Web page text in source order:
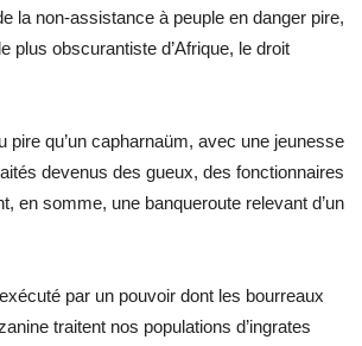
la non-assistance à peuple en danger pire,
plus obscurantiste d’Afrique, le droit
pire qu’un capharnaüm, avec une jeunesse
devenus des gueux, des fonctionnaires
en somme, une banqueroute relevant d’un
par un pouvoir dont les bourreaux
traitent nos populations d’ingrates